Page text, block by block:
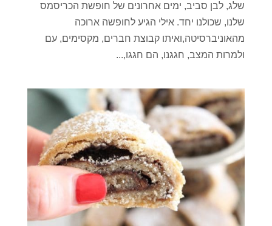
שלג, לבן סביב, ימים אחרונים של חופשת הכריסמס
שלנו, שכולנו יחד. אילי הגיע לחופשה ארוכה
מהאוניברסיטה,ואיתו קבוצת חברים, מקסימים, עם
ולמרות המצב, חגגנו, הם חגגו,...